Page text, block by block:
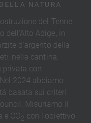
NATURA
del Tenne
dell'Alto Adige, in
d'argento della
nella cantina,
privata con
2024 abbiamo
basata sui criteri
Misuriamo il
e CO2 con l'obiettivo